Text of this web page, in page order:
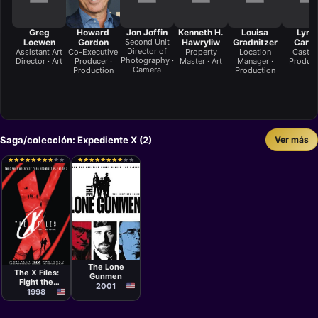
Greg
Loewen
Assistant Art
Director · Art
Howard
Gordon
Co-Executive
Producer ·
Production
Jon Joffin
Second Unit
Director of
Photography ·
Camera
Kenneth H.
Hawryliw
Property
Master · Art
Louisa
Gradnitzer
Location
Manager ·
Production
Saga/colección: Expediente X (2) Ver más
★
★★
★★
★★
★★
★★
★★
★★
★ ★
★ ★
★
Película
Rob Bowman
The X Files:
Fight the
Future
1998
★
★★
★★
★★
★★
★★
★★
★★
★★
★ ★
★
Serie
Bryan Spicer
The Lone
Gunmen
2001